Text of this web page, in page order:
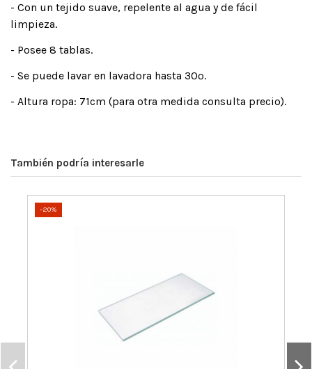
- Con un tejido suave, repelente al agua y de fácil
limpieza.
- Posee 8 tablas.
- Se puede lavar en lavadora hasta 30º.
- Altura ropa: 71cm (para otra medida consulta precio).
También podría interesarle
-20%